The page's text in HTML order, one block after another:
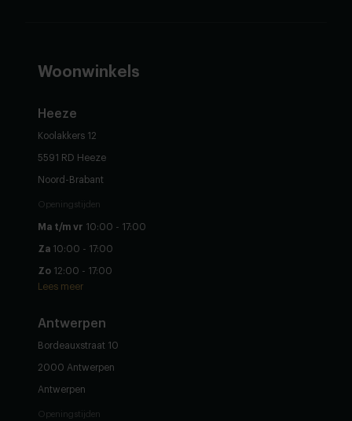
Woonwinkels
Heeze
Koolakkers 12
5591 RD Heeze
Noord-Brabant
Openingstijden
Ma t/m vr 10:00 - 17:00
Za 10:00 - 17:00
Zo 12:00 - 17:00
Lees meer
Antwerpen
Bordeauxstraat 10
2000 Antwerpen
Antwerpen
Openingstijden